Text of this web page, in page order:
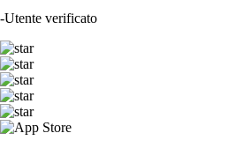
-Utente verificato